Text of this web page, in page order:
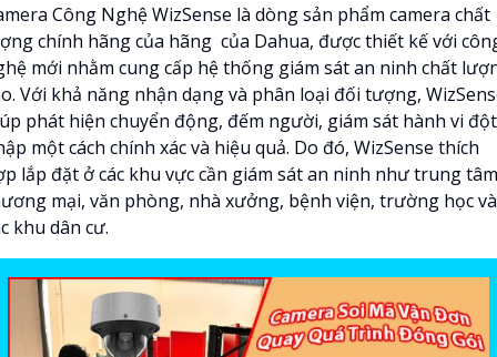
Công Nghệ WizSense là dòng sản phẩm camera chất
chính hãng của hãng của Dahua, được thiết kế với
mới nhằm cung cấp hệ thống giám sát an ninh chất
Với khả năng nhận dạng và phân loại đối tượng,
phát hiện chuyển động, đếm người, giám sát hành vi đột
một cách chính xác và hiệu quả. Do đó, WizSense thích
lắp đặt ở các khu vực cần giám sát an ninh như trung tâm
mại, văn phòng, nhà xưởng, bệnh viện, trường học và
khu dân cư.